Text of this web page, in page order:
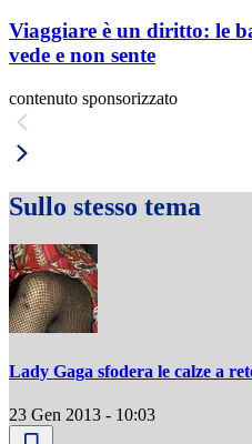
Viaggiare è un diritto: le
vede e non sente
contenuto sponsorizzato
Sullo stesso tema
Lady Gaga sfodera le calze a
23 Gen 2013 - 10:03